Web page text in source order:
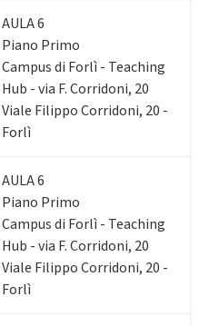
AULA 6
Piano Primo
Campus di Forlì - Teaching
Hub - via F. Corridoni, 20
Viale Filippo Corridoni, 20 -
Forlì
AULA 6
Piano Primo
Campus di Forlì - Teaching
Hub - via F. Corridoni, 20
Viale Filippo Corridoni, 20 -
Forlì